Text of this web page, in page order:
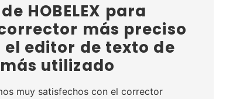
HOBELEX para
más preciso
el editor de texto de
utilizado
muy satisfechos con el corrector